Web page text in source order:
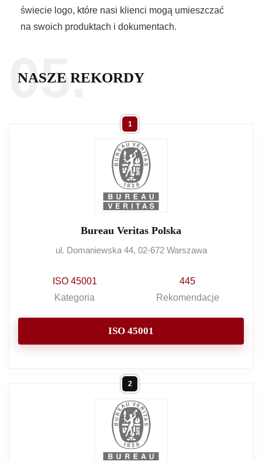
świecie logo, które nasi klienci mogą umieszczać
na swoich produktach i dokumentach.
05.
NASZE REKORDY
1
Bureau Veritas Polska
ul. Domaniewska 44, 02-672 Warszawa
ISO 45001
Kategoria
445
Rekomendacje
ISO 45001
2